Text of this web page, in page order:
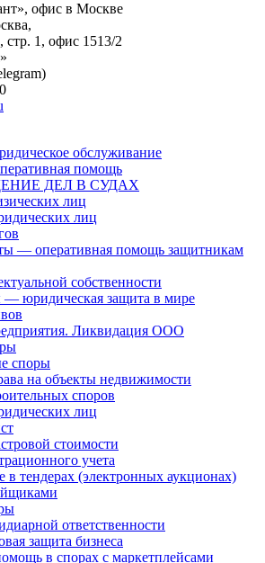
офис в Москве
1, офис 1513/2
обслуживание
помощь
ДЕЛ В СУДАХ
лиц
лиц
— оперативная помощь защитникам
собственности
юридическая защита в мире
Ликвидация ООО
споры
на объекты недвижимости
споров
лиц
стоимости
учета
тендерах (электронных аукционах)
ответственности
защита бизнеса
в спорах с маркетплейсами